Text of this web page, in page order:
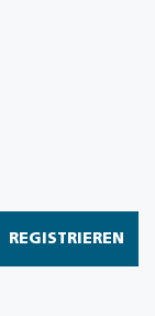
REGISTRIEREN